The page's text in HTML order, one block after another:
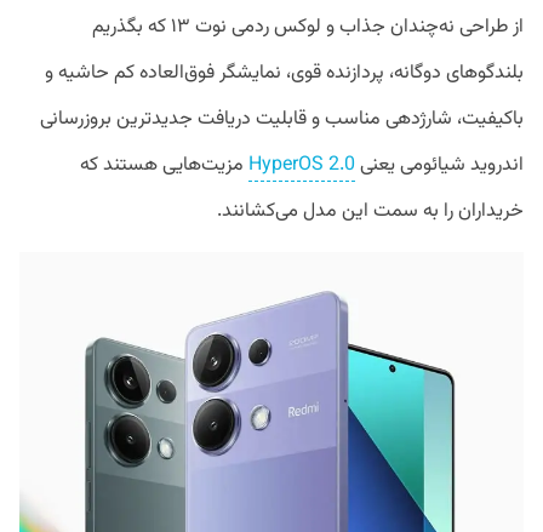
از طراحی نه‌چندان جذاب و لوکس ردمی نوت ۱۳ که بگذریم
بلندگوهای دوگانه، پردازنده قوی، نمایشگر فوق‌العاده کم حاشیه و
باکیفیت، شارژدهی مناسب و قابلیت دریافت جدیدترین بروزرسانی
اندروید شیائومی یعنیHyperOS 2.0 مزیت‌هایی هستند که
خریداران را به سمت این مدل می‌کشانند.